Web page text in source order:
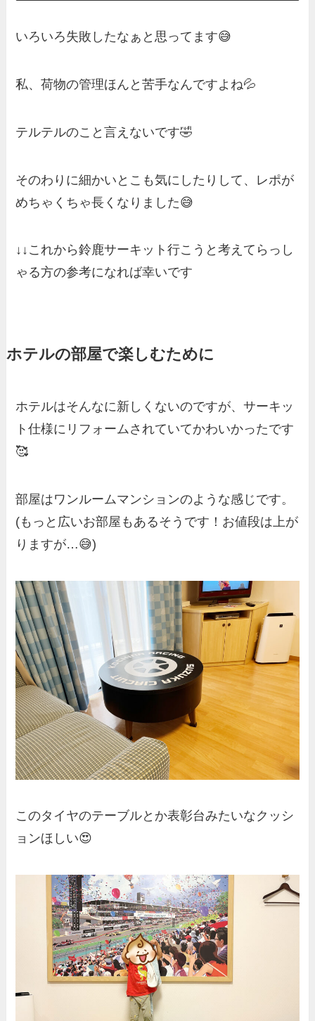
いろいろ失敗したなぁと思ってます😅
私、荷物の管理ほんと苦手なんですよね💦
テルテルのこと言えないです🤣
そのわりに細かいとこも気にしたりして、レポが
めちゃくちゃ長くなりました😅
↓↓これから鈴鹿サーキット行こうと考えてらっし
ゃる方の参考になれば幸いです
ホテルの部屋で楽しむために
ホテルはそんなに新しくないのですが、サーキッ
ト仕様にリフォームされていてかわいかったです
🥰
部屋はワンルームマンションのような感じです。
(もっと広いお部屋もあるそうです！お値段は上が
りますが…😅)
このタイヤのテーブルとか表彰台みたいなクッシ
ョンほしい😍